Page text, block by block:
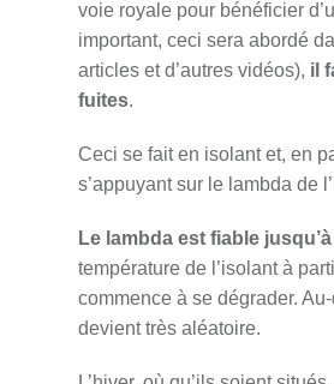
voie royale pour bénéficier
important, ceci sera abordé
articles et d’autres vidéos), il
fuites.
Ceci se fait en isolant et, en
s’appuyant sur le lambda de
Le lambda est fiable jusqu’à
température de l’isolant à
commence à se dégrader. Au-
devient très aléatoire.